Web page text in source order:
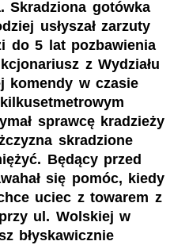
Skradziona gotówka
usłyszał zarzuty
do 5 lat pozbawienia
z Wydziału
komendy w czasie
sprawcę kradzieży
skradzione
Będący przed
się pomóc, kiedy
uciec z towarem z
ul. Wolskiej w
błyskawicznie